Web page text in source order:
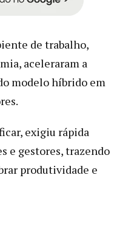
de trabalho,
aceleraram a
modelo híbrido em
exigiu rápida
e gestores, trazendo
produtividade e